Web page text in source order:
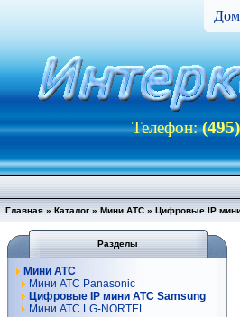
Телефон:
Главная » Каталог » Мини АТС » Цифровые IP
Разделы
Мини АТС
Мини АТС Panasonic
Цифровые IP мини АТС Samsung
Мини АТС LG-NORTEL